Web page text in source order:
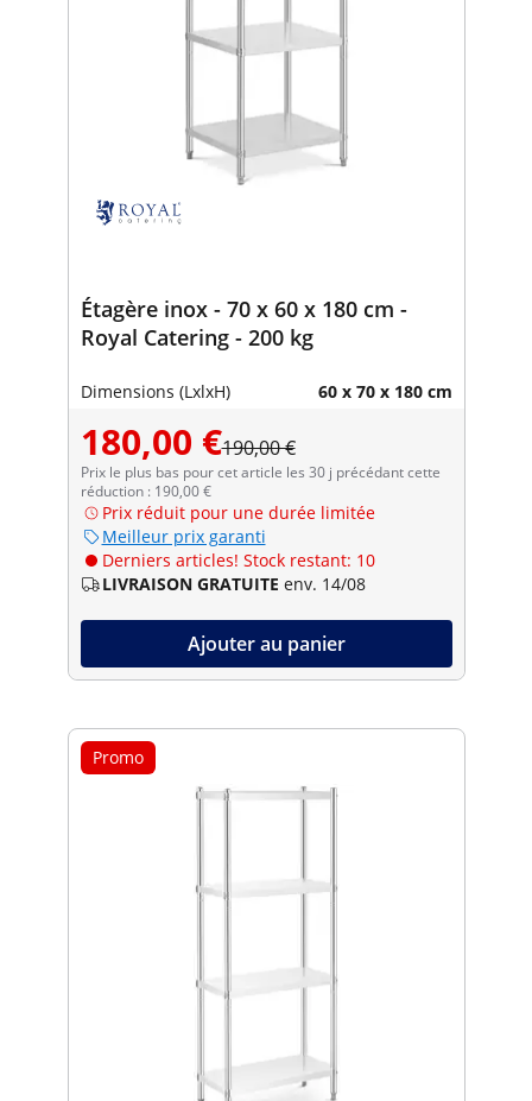
Étagère inox - 70 x 60 x 180 cm -
Royal Catering - 200 kg
Dimensions (LxlxH) 60 x 70 x 180 cm
180,00 €190,00 €
Prix le plus bas pour cet article les 30 j précédant cette
réduction : 190,00 €
Prix réduit pour une durée limitée
Meilleur prix garanti
Derniers articles! Stock restant: 10
LIVRAISON GRATUITE env. 14/08
Ajouter au panier
Promo